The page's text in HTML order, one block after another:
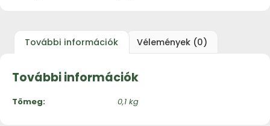
További információk Vélemények (0)
További információk
Tömeg 0,1 kg